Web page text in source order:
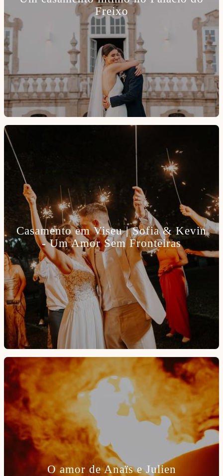
Freixo
Casamento em Viseu | Sofia & Kevin
- Um Amor Sem Fronteiras
O amor de Anaïs e Julien